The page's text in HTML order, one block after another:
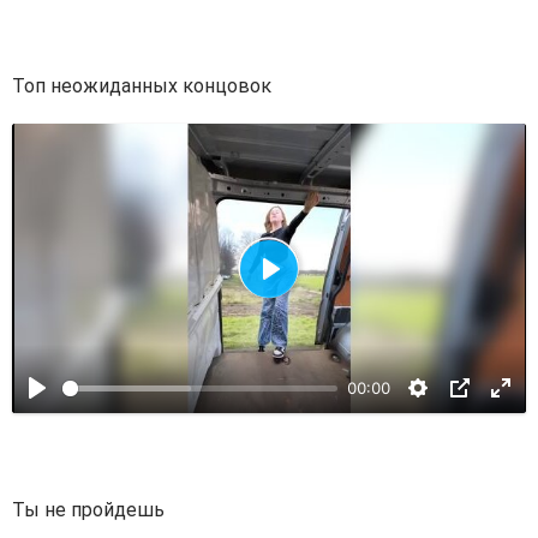
з
в
е
с
т
и
Топ неожиданных концовок
00:00
В
о
с
п
Ты не пройдешь